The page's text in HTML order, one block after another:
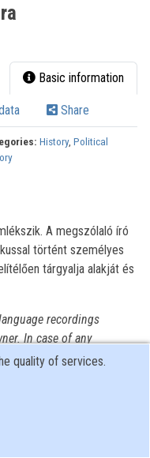
Basic information
Share
History, Political
A megszólaló író
történt személyes
tárgyalja alakját és
recordings
In case of any
Széchényi Library
quality of services.